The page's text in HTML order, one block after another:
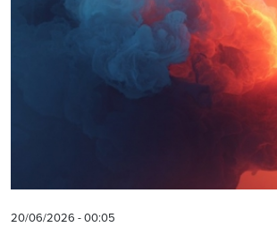
20/06/2026 - 00:05